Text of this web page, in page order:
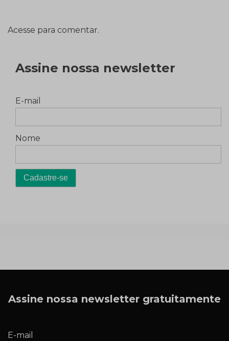
Acesse para comentar.
Assine nossa newsletter
E-mail
Nome
Assine nossa newsletter gratuitamente
E-mail